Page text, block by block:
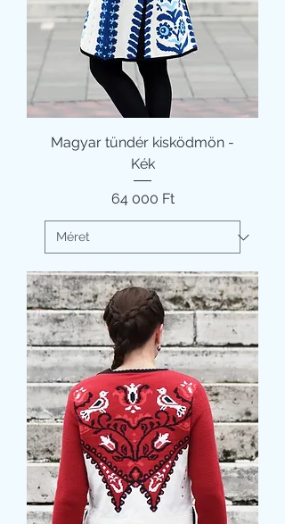
Magyar tündér kisködmön -
Kék
Ár
64 000 Ft